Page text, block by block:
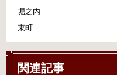
堀之内
東町
関連記事